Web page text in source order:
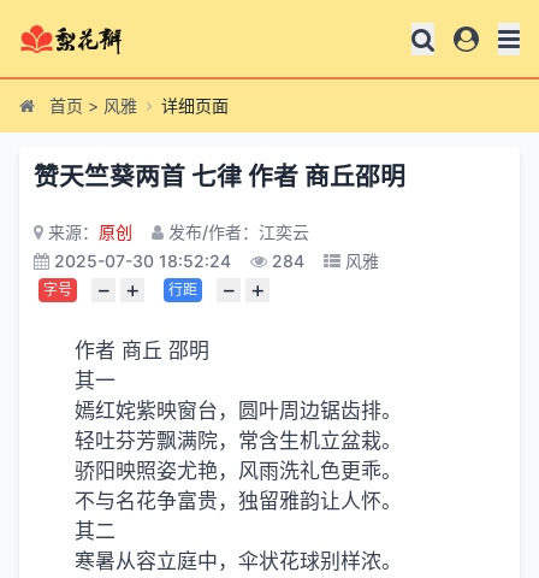
首页 > 风雅 详细页面
赞天竺葵两首 七律 作者 商丘邵明
来源： 原创
发布/作者：江奕云
2025-07-30 18:52:24
284 风雅
字号 − + 行距 − +
作者 商丘 邵明
其一
嫣红姹紫映窗台，圆叶周边锯齿排。
轻吐芬芳飘满院，常含生机立盆栽。
骄阳映照姿尤艳，风雨洗礼色更乖。
不与名花争富贵，独留雅韵让人怀。
其二
寒暑从容立庭中，伞状花球别样浓。